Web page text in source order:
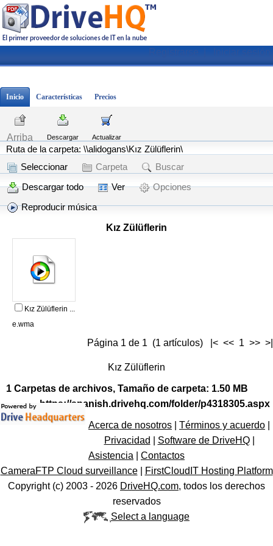
Registrarse Iniciar sesión
Inicio Características Precios
Arriba Descargar Actualizar
Ruta de la carpeta: \\alidogans\Kız Zülüflerin\
Seleccionar
Carpeta
Buscar
Descargar todo
Ver
Opciones
Reproducir música
Kız Zülüflerin
Kız Zülüflerin ...
e.wma
Página 1 de 1 (1 artículos) |< << 1 >> >|
Kız Zülüflerin
1 Carpetas de archivos, Tamaño de carpeta: 1.50 MB
https://spanish.drivehq.com/folder/p4318305.aspx
Acerca de nosotros Términos y acuerdo
Privacidad
Software de DriveHQ|
Asistencia
Contactos
CameraFTP Cloud surveillance|
FirstCloudIT Hosting Platform
Copyright (c) 2003 - 2026 DriveHQ.com, todos los derechos
reservados
Select a language